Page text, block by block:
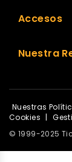
Accesos
Nuestra
Nuestras
Cookies |
© 1999-2025